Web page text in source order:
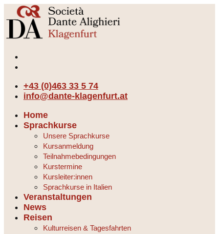
+43 (0)463 33 5 74
info@dante-klagenfurt.at
Home
Sprachkurse
Unsere Sprachkurse
Kursanmeldung
Teilnahmebedingungen
Kurstermine
Kursleiter:innen
Sprachkurse in Italien
Veranstaltungen
News
Reisen
Kulturreisen & Tagesfahrten